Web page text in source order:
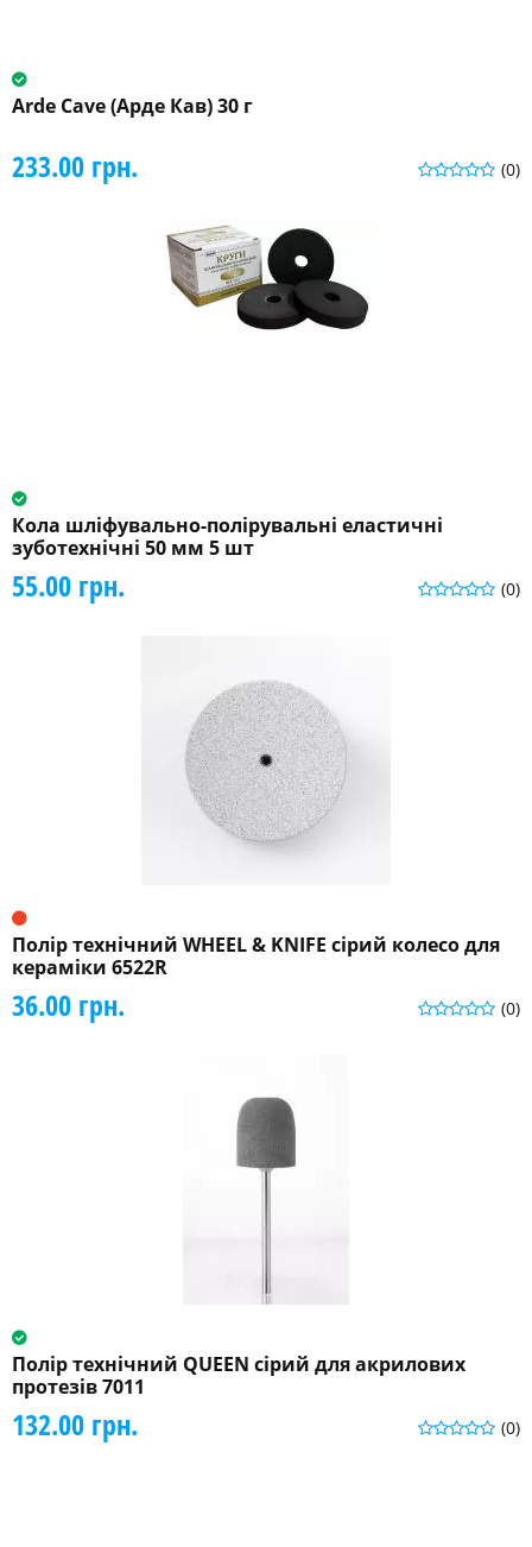
Arde Cave (Арде Кав) 30 г
(0)
233.00 грн.
Кола шліфувально-полірувальні еластичні
зуботехнічні 50 мм 5 шт
(0)
55.00 грн.
Полір технічний WHEEL & KNIFE сірий колесо для
кераміки 6522R
(0)
36.00 грн.
Полір технічний QUEEN сірий для акрилових
протезів 7011
(0)
132.00 грн.